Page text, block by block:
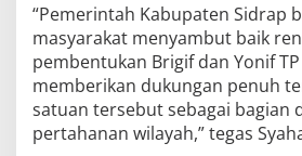
“Pemerintah Kabupaten Sidrap
masyarakat menyambut baik
pembentukan Brigif dan Yonif
memberikan dukungan penuh
satuan tersebut sebagai bagian
pertahanan wilayah,” tegas